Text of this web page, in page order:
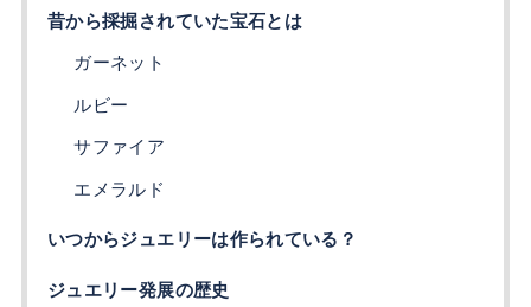
昔から採掘されていた宝石とは
ガーネット
ルビー
サファイア
エメラルド
いつからジュエリーは作られている？
ジュエリー発展の歴史